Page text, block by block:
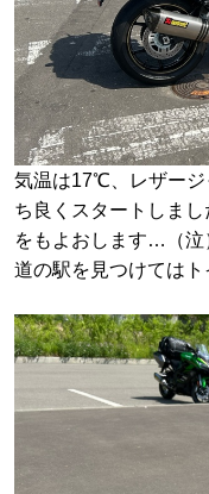
気温は17℃、レザージ
ち良くスタートしま
をもよおします…（泣
道の駅を見つけてはト